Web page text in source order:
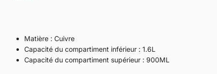
Matière : Cuivre
Capacité du compartiment inférieur : 1.6L
Capacité du compartiment supérieur : 900ML